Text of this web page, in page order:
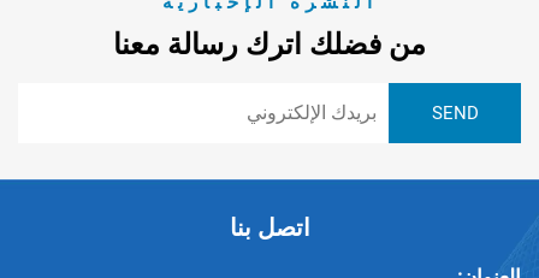
من فضلك اترك رسالة معنا